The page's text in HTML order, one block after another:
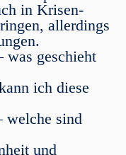
in Krisen-
allerdings
was geschieht
ich diese
welche sind
und